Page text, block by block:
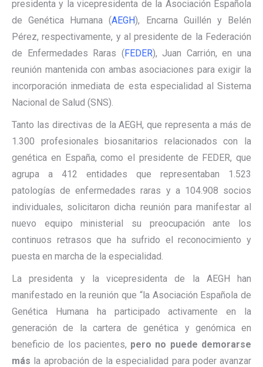
presidenta y la vicepresidenta de la Asociación Española
de Genética Humana (AEGH), Encarna Guillén y Belén
Pérez, respectivamente, y al presidente de la Federación
de Enfermedades Raras (FEDER), Juan Carrión, en una
reunión mantenida con ambas asociaciones para exigir la
incorporación inmediata de esta especialidad al Sistema
Nacional de Salud (SNS).
Tanto las directivas de la AEGH, que representa a más de
1.300 profesionales biosanitarios relacionados con la
genética en España, como el presidente de FEDER, que
agrupa a 412 entidades que representaban 1.523
patologías de enfermedades raras y a 104.908 socios
individuales, solicitaron dicha reunión para manifestar al
nuevo equipo ministerial su preocupación ante los
continuos retrasos que ha sufrido el reconocimiento y
puesta en marcha de la especialidad.
La presidenta y la vicepresidenta de la AEGH han
manifestado en la reunión que “la Asociación Española de
Genética Humana ha participado activamente en la
generación de la cartera de genética y genómica en
beneficio de los pacientes, pero no puede demorarse
más la aprobación de la especialidad para poder avanzar